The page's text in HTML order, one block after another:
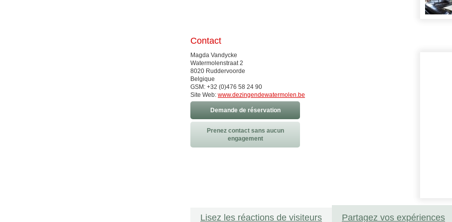
Contact
Magda Vandycke
Watermolenstraat 2
8020 Ruddervoorde
Belgique
GSM: +32 (0)476 58 24 90
Site Web: www.dezingendewatermolen.be
Demande de réservation
Prenez contact sans aucun
engagement
Lisez les réactions de visiteurs Partagez vos expériences